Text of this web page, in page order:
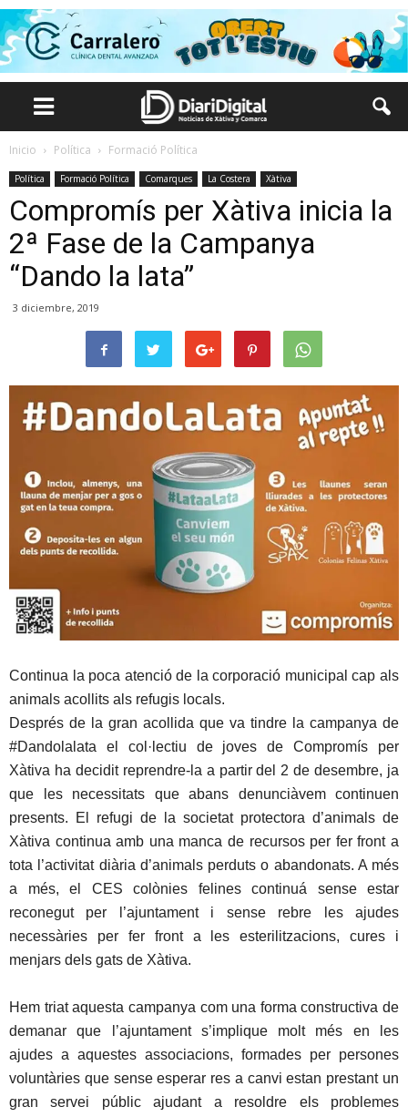
Inicio Política Formació Política
Política Formació Política Comarques La Costera Xàtiva
Compromís per Xàtiva inicia la
2ª Fase de la Campanya
“Dando la lata”
3 diciembre, 2019
Continua la poca atenció de la corporació municipal cap als
animals acollits als refugis locals.
Després de la gran acollida que va tindre la campanya de
#Dandolalata el col·lectiu de joves de Compromís per
Xàtiva ha decidit reprendre-la a partir del 2 de desembre, ja
que les necessitats que abans denunciàvem continuen
presents. El refugi de la societat protectora d’animals de
Xàtiva continua amb una manca de recursos per fer front a
tota l’activitat diària d’animals perduts o abandonats. A més
a més, el CES colònies felines continuá sense estar
reconegut per l’ajuntament i sense rebre les ajudes
necessàries per fer front a les esterilitzacions, cures i
menjars dels gats de Xàtiva.
Hem triat aquesta campanya com una forma constructiva de
demanar que l’ajuntament s’implique molt més en les
ajudes a aquestes associacions, formades per persones
voluntàries que sense esperar res a canvi estan prestant un
gran servei públic ajudant a resoldre els problemes